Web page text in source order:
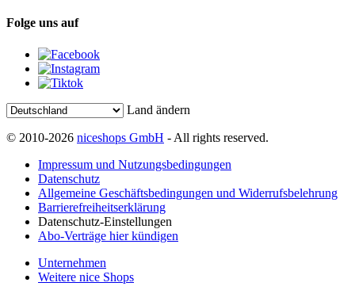
Folge uns auf
Land ändern
© 2010-2026 niceshops GmbH - All rights reserved.
Impressum und Nutzungsbedingungen
Datenschutz
Allgemeine Geschäftsbedingungen und Widerrufsbelehrung
Barrierefreiheitserklärung
Datenschutz-Einstellungen
Abo-Verträge hier kündigen
Unternehmen
Weitere nice Shops